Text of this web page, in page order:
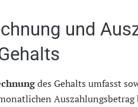
und
des Gehalts umfasst